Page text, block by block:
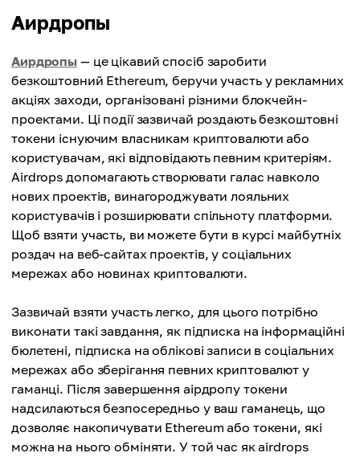
Аирдропы
Аирдропы — це цікавий спосіб заробити
безкоштовний Ethereum, беручи участь у рекламних
акціях заходи, організовані різними блокчейн-
проектами. Ці події зазвичай роздають безкоштовні
токени існуючим власникам криптовалюти або
користувачам, які відповідають певним критеріям.
Airdrops допомагають створювати галас навколо
нових проектів, винагороджувати лояльних
користувачів і розширювати спільноту платформи.
Щоб взяти участь, ви можете бути в курсі майбутніх
роздач на веб-сайтах проектів, у соціальних
мережах або новинах криптовалюти.
Зазвичай взяти участь легко, для цього потрібно
виконати такі завдання, як підписка на інформаційні
бюлетені, підписка на облікові записи в соціальних
мережах або зберігання певних криптовалют у
гаманці. Після завершення аірдропу токени
надсилаються безпосередньо у ваш гаманець, що
дозволяє накопичувати Ethereum або токени, які
можна на нього обміняти. У той час як airdrops